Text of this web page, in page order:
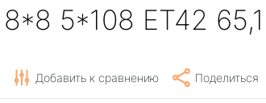
5*108 ET42
Добавить к сравнению Поделиться